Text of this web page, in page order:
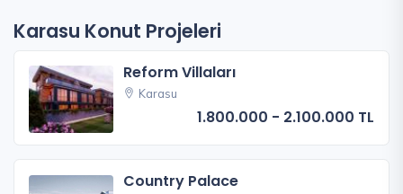
Karasu Konut Projeleri
Reform Villaları
Karasu
1.800.000 - 2.100.000 TL
Country Palace